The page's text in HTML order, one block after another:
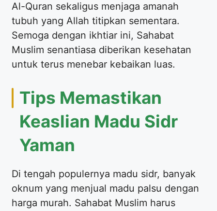
Al-Quran sekaligus menjaga amanah
tubuh yang Allah titipkan sementara.
Semoga dengan ikhtiar ini, Sahabat
Muslim senantiasa diberikan kesehatan
untuk terus menebar kebaikan luas.
Tips Memastikan
Keaslian Madu Sidr
Yaman
Di tengah populernya madu sidr, banyak
oknum yang menjual madu palsu dengan
harga murah. Sahabat Muslim harus